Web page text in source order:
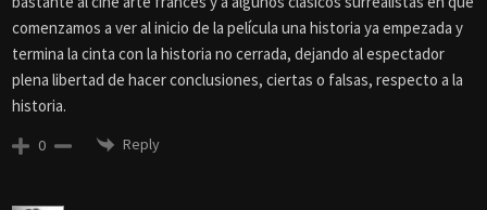
joya. La musicalización, muy buena por cierto, es también pieza clave
para introducirnos en el suspenso del filme.
Técnica y visualmente es una obra intachable, sin embargo al
desarrollo de la historia le faltó algo que le permitiera llevar al
espectador a la cumbre de sus emociones y del terror. Me recordó
bastante al cine arte francés y a algunos clásicos surrealistas en que